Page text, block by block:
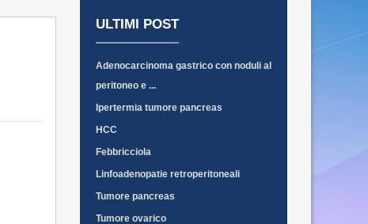
ULTIMI POST
Adenocarcinoma gastrico con noduli al
peritoneo e ...
Ipertermia tumore pancreas
HCC
Febbricciola
Linfoadenopatie retroperitoneali
Tumore pancreas
Tumore ovarico